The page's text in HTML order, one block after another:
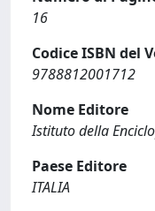
16
Codice ISBN del
9788812001712
Nome Editore
Istituto della
Paese Editore
ITALIA